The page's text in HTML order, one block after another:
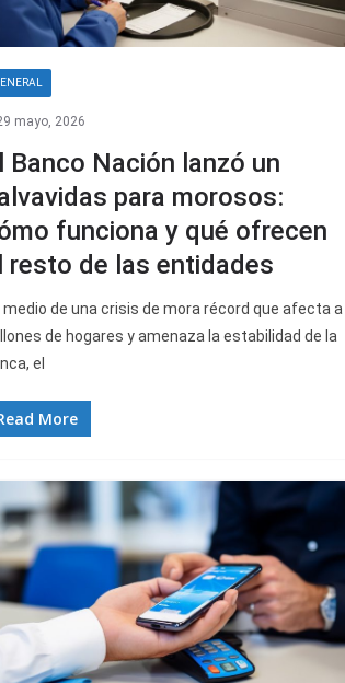
mayo, 2026
Banco Nación lanzó un
para morosos:
funciona y qué ofrecen
resto de las entidades
medio de una crisis de mora récord que afecta a
de hogares y amenaza la estabilidad de la
el
More